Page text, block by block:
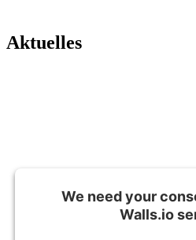
Aktuelles
We need your
Walls.io